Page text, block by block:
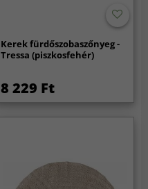
Kerek fürdőszobaszőnyeg -
Tressa (piszkosfehér)
8 229 Ft